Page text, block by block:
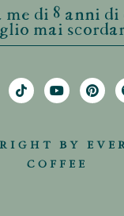
me di 8 anni
mai
BY
COFFEE